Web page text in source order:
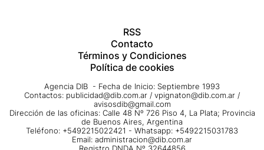
RSS
Contacto
Términos y Condiciones
Política de cookies
Agencia DIB - Fecha de Inicio: Septiembre 1993
Contactos: publicidad@dib.com.ar / vpignaton@dib.com.ar /
avisosdib@gmail.com
Dirección de las oficinas: Calle 48 Nº 726 Piso 4, La Plata; Provincia
de Buenos Aires, Argentina
Teléfono: +5492215022421 - Whatsapp: +5492215031783
Email: administracion@dib.com.ar